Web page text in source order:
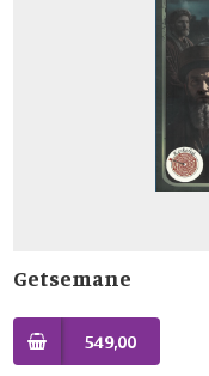
Getsemane
549,00